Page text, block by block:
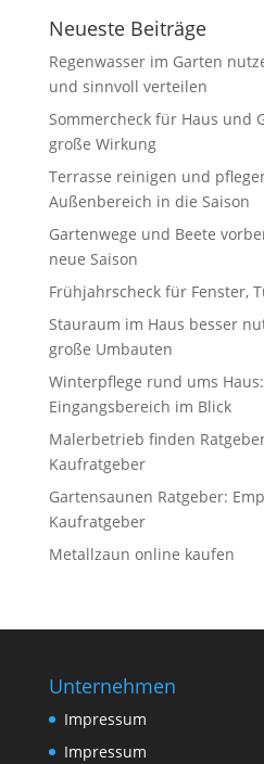
Neueste Beiträge
Regenwasser im Garten
und sinnvoll verteilen
Sommercheck für Haus und
große Wirkung
Terrasse reinigen und
Außenbereich in die Saison
Gartenwege und Beete
neue Saison
Frühjahrscheck für Fenster,
Stauraum im Haus besser
große Umbauten
Winterpflege rund ums
Eingangsbereich im Blick
Malerbetrieb finden
Kaufratgeber
Gartensaunen Ratgeber:
Kaufratgeber
Metallzaun online kaufen
Unternehmen
Impressum
Impressum